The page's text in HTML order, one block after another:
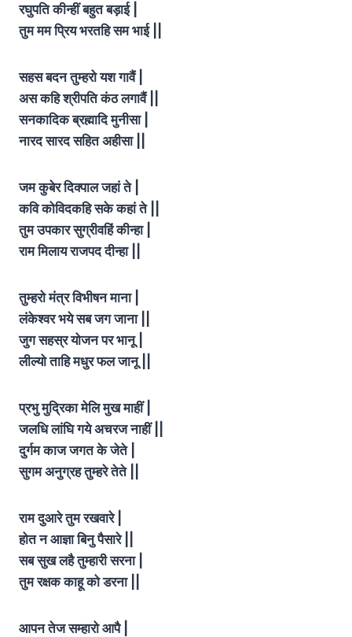
रघुपति कीन्हीं बहुत बड़ाई |
तुम मम प्रिय भरतहि सम भाई ||
सहस बदन तुम्हरो यश गावैं |
अस कहि श्रीपति कंठ लगावैं ||
सनकादिक ब्रह्मादि मुनीसा |
नारद सारद सहित अहीसा ||
जम कुबेर दिक्पाल जहां ते |
कवि कोविदकहि सके कहां ते ||
तुम उपकार सुग्रीवहिं कीन्हा |
राम मिलाय राजपद दीन्हा ||
तुम्हरो मंत्र विभीषन माना |
लंकेश्वर भये सब जग जाना ||
जुग सहस्र योजन पर भानू |
लील्यो ताहि मधुर फल जानू ||
प्रभु मुद्रिका मेलि मुख माहीं |
जलधि लांघि गये अचरज नाहीं ||
दुर्गम काज जगत के जेते |
सुगम अनुग्रह तुम्हरे तेते ||
राम दुआरे तुम रखवारे |
होत न आज्ञा बिनु पैसारे ||
सब सुख लहै तुम्हारी सरना |
तुम रक्षक काहू को डरना ||
आपन तेज सम्हारो आपै |